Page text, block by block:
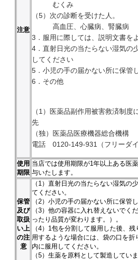
注意
むくみ
（5）次の診断を受けた人。
高血圧、心臓病、腎臓病
3．服用に際しては、説明文書を
4．直射日光の当たらない湿気の
してください
5．小児の手の届かない所に保管
6．その他
（1）医薬品副作用被害救済制度
先
（独）医薬品医療機器総合機構
電話 0120-149-931（フリーダイ
使用
期限
当店では使用期限が1年以上ある医
与いたします。
保管
及び
取扱
い上
の注
意
（1）直射日光の当たらない湿気の
てください。
（2）小児の手の届かない所に保管
（3）他の容器に入れ替えないでく
ったり品質が変わります。）。
（4）1包を分割して服用した後、
用するような場合には、袋の口を折
内に服用してください。
（5）生薬を原料として製造してい